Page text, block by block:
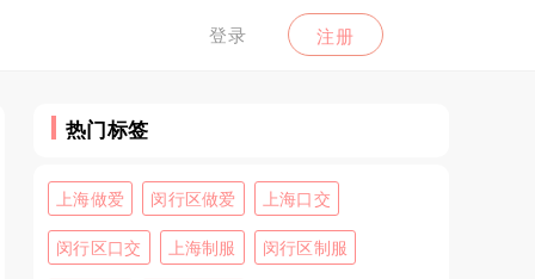
登录 注册
热门标签
上海做爱 闵行区做爱 上海口交
闵行区口交 上海制服 闵行区制服